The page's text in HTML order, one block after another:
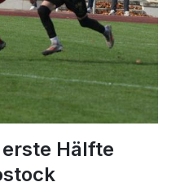
Hälfte